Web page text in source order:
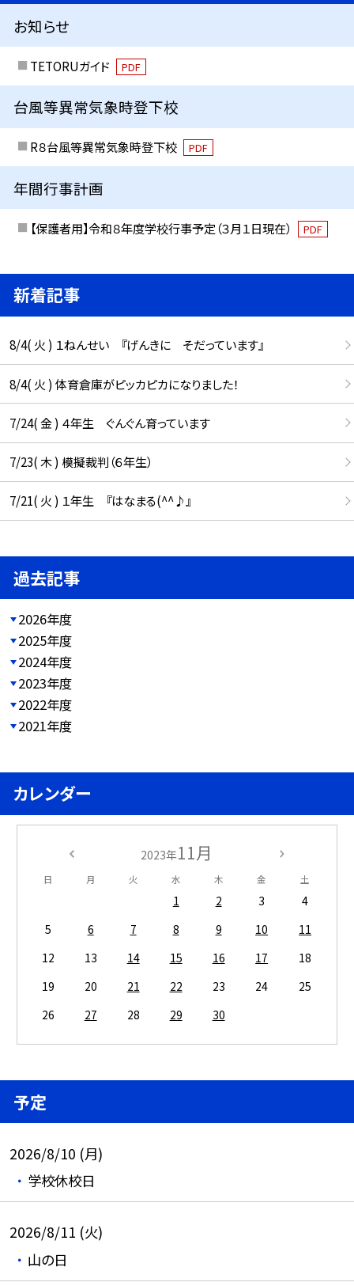
お知らせ
TETORUガイド PDF
台風等異常気象時登下校
R８台風等異常気象時登下校 PDF
年間行事計画
【保護者用】令和８年度学校行事予定（３月１日現在） PDF
新着記事
8/4( 火 ) １ねんせい 『げんきに そだっています』
8/4( 火 ) 体育倉庫がピッカピカになりました！
7/24( 金 ) ４年生 ぐんぐん育っています
7/23( 木 ) 模擬裁判（６年生）
7/21( 火 ) １年生 『はなまる(^^♪』
過去記事
2026年度
2025年度
2024年度
2023年度
2022年度
2021年度
カレンダー
2023年11月
日 月 火 水 木 金 土
1 2 3
4
5
6 7 8 9 10
11
12
13 14 15 16 17
18
19
20 21 22 23 24
25
26
27 28 29 30
予定
2026/8/10 (月)
学校休校日
2026/8/11 (火)
山の日